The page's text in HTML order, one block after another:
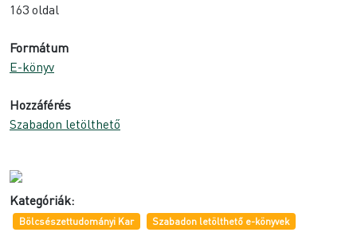
163 oldal
Formátum
E-könyv
Hozzáférés
Szabadon letölthető
Kategóriák:
Bölcsészettudományi Kar Szabadon letölthető e-könyvek